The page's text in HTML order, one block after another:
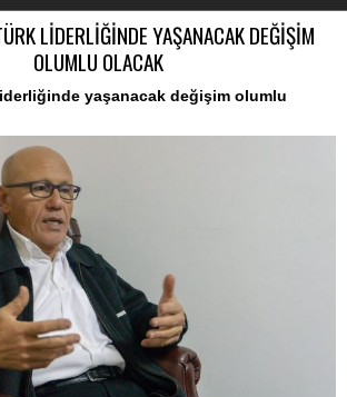
LİDERLİĞİNDE YAŞANACAK DEĞİŞİM
OLUMLU OLACAK
yaşanacak değişim olumlu